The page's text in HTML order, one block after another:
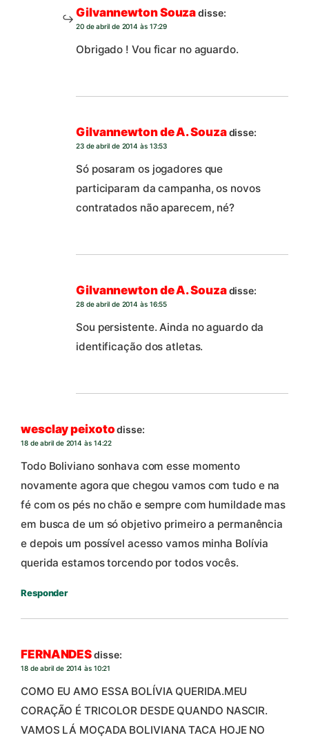
Gilvannewton Souzadisse:
20 de abril de 2014 às 17:29
Obrigado ! Vou ficar no aguardo.
Gilvannewton de A. Souzadisse:
23 de abril de 2014 às 13:53
Só posaram os jogadores que
participaram da campanha, os novos
contratados não aparecem, né?
Gilvannewton de A. Souzadisse:
28 de abril de 2014 às 16:55
Sou persistente. Ainda no aguardo da
identificação dos atletas.
wesclay peixoto disse:
18 de abril de 2014 às 14:22
Todo Boliviano sonhava com esse momento
novamente agora que chegou vamos com tudo e na
fé com os pés no chão e sempre com humildade mas
em busca de um só objetivo primeiro a permanência
e depois um possível acesso vamos minha Bolívia
querida estamos torcendo por todos vocês.
Responder
FERNANDESdisse:
18 de abril de 2014 às 10:21
COMO EU AMO ESSA BOLÍVIA QUERIDA.MEU
CORAÇÃO É TRICOLOR DESDE QUANDO NASCIR.
VAMOS LÁ MOÇADA BOLIVIANA TACA HOJE NO